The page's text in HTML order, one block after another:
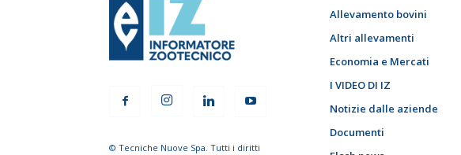
© Tecniche Nuove Spa. Tutti i diritti
Allevamento bovini
Altri allevamenti
Economia e Mercati
I VIDEO DI IZ
Notizie dalle aziende
Documenti